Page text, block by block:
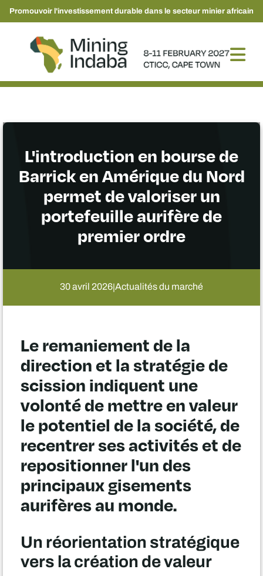
Promouvoir l'investissement durable dans le secteur minier africain
L'introduction en bourse de
Barrick en Amérique du Nord
permet de valoriser un
portefeuille aurifère de
premier ordre
30 avril 2026|Actualités du marché
Le remaniement de la
direction et la stratégie de
scission indiquent une
volonté de mettre en valeur
le potentiel de la société, de
recentrer ses activités et de
repositionner l'un des
principaux gisements
aurifères au monde.
Un réorientation stratégique
vers la création de valeur